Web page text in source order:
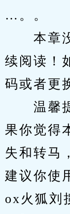
…。。
本章没
续阅读！
码或者更
温馨提
果你觉得
失和转马
建议你使
ox火狐刘